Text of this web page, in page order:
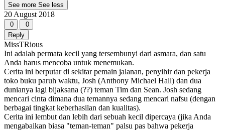
See more See less
20 August 2018
0
0
Reply
MissTRious
Ini adalah permata kecil yang tersembunyi dari asmara, dan satu
Anda harus mencoba untuk menemukan.
Cerita ini berputar di sekitar pemain jalanan, penyihir dan pekerja
toko buku paruh waktu, Josh (Anthony Michael Hall) dan dua
dunianya lagi bijaksana (??) teman Tim dan Sean. Josh sedang
mencari cinta dimana dua temannya sedang mencari nafsu (dengan
berbagai tingkat keberhasilan dan kualitas).
Cerita ini lembut dan lebih dari sebuah kecil dipercaya (jika Anda
mengabaikan biasa "teman-teman" palsu pas bahwa pekerja